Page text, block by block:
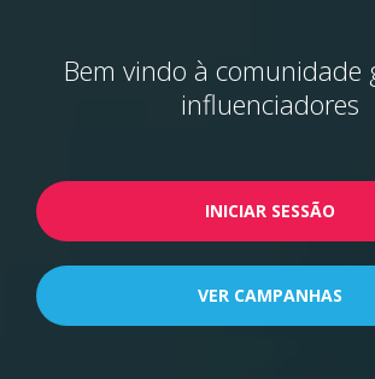
Bem vindo à comunidade
influenciadores
INICIAR SESSÃO
VER CAMPANHAS